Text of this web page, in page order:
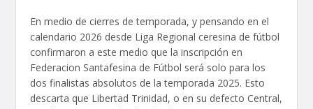
En medio de cierres de temporada, y pensando en el
calendario 2026 desde Liga Regional ceresina de fútbol
confirmaron a este medio que la inscripción en
Federacion Santafesina de Fútbol será solo para los
dos finalistas absolutos de la temporada 2025. Esto
descarta que Libertad Trinidad, o en su defecto Central,